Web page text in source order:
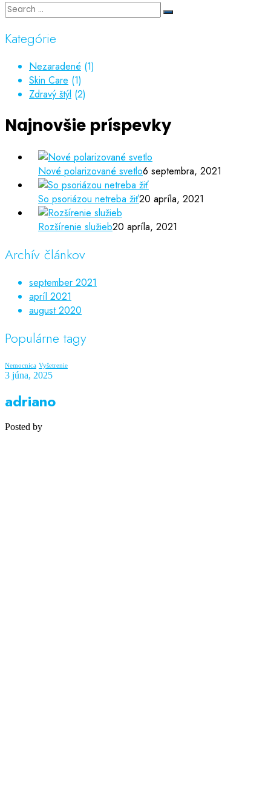
Kategórie
Nezaradené (1)
Skin Care (1)
Zdravý štýl (2)
Najnovšie príspevky
Nové polarizované svetlo6 septembra, 2021
So psoriázou netreba žiť20 apríla, 2021
Rozšírenie služieb20 apríla, 2021
Archív článkov
september 2021
apríl 2021
august 2020
Populárne tagy
Nemocnica Vyšetrenie
3 júna, 2025
adriano
Posted by